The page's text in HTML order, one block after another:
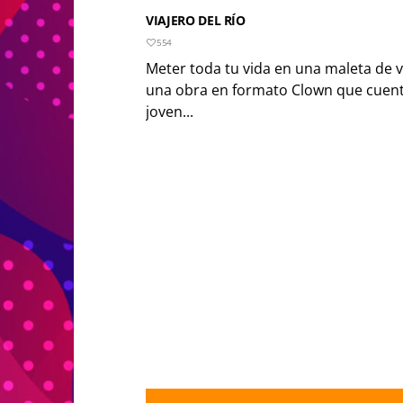
VIAJERO DEL RÍO
554
Meter toda tu vida en una maleta de
una obra en formato Clown que
joven...